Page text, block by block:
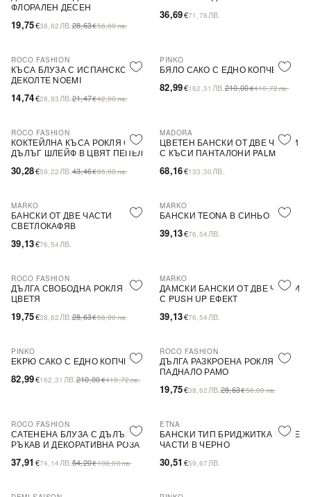
ФЛОРАЛЕН ДЕСЕН
19,75€38,62 ЛВ.28,63€56,00лв.
36,69€71,76 ЛВ.
-31%
ROCO FASHION
КЪСА БЛУЗА С ИСПАНСКО
ДЕКОЛТЕ NOEMI
14,74€28,83 ЛВ.21,47€42,00лв.
-60%
PINKO
БЯЛО САКО С ЕДНО КОПЧЕ
82,99€162,31 ЛВ.210,00€410,72лв.
-30%
ROCO FASHION
КОКТЕЙЛНА КЪСА РОКЛЯ С
ДЪЛЪГ ШЛЕЙФ В ЦВЯТ ПЕПЕЛ
30,28€59,22 ЛВ.43,46€85,00лв.
MADORA
ЦВЕТЕН БАНСКИ ОТ ДВЕ ЧАСТИ
С КЪСИ ПАНТАЛОНИ PALM
68,16€133,30 ЛВ.
MARKO
БАНСКИ ОТ ДВЕ ЧАСТИ
СВЕТЛОКАФЯВ
39,13€76,54 ЛВ.
MARKO
БАНСКИ TEONA В СИНЬО
39,13€76,54 ЛВ.
-31%
ROCO FASHION
ДЪЛГА СВОБОДНА РОКЛЯ НА
ЦВЕТЯ
19,75€38,62 ЛВ.28,63€56,00лв.
MARKO
ДАМСКИ БАНСКИ ОТ ДВЕ ЧАСТИ
С PUSH UP ЕФЕКТ
39,13€76,54 ЛВ.
-60%
PINKO
ЕКРЮ САКО С ЕДНО КОПЧЕ
82,99€162,31 ЛВ.210,00€410,72лв.
-31%
ROCO FASHION
ДЪЛГА РАЗКРОЕНА РОКЛЯ С
ПАДНАЛО РАМО
19,75€38,62 ЛВ.28,63€56,00лв.
-30%
ROCO FASHION
САТЕНЕНА БЛУЗА С ДЪЛЪГ
РЪКАВ И ДЕКОРАТИВНА РОЗА
37,91 €74,14 ЛВ.54,20€106,00лв.
ETNA
БАНСКИ ТИП БРИДЖИТКА В ДВЕ
ЧАСТИ В ЧЕРНО
30,51 €59,67 ЛВ.